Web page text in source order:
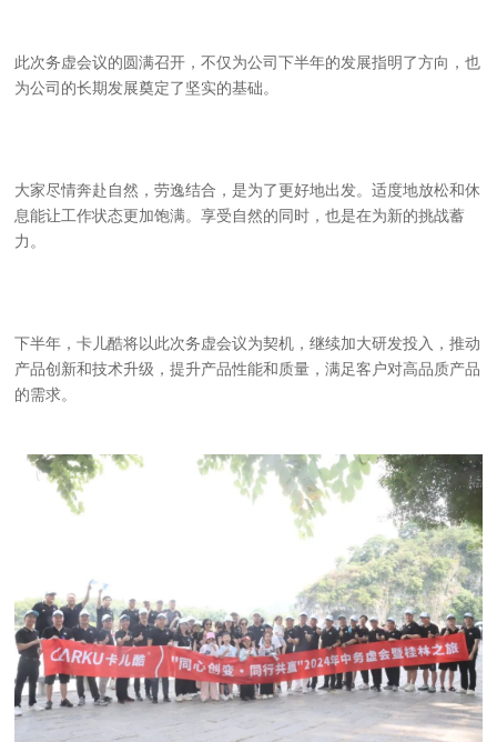
此次务虚会议的圆满召开，不仅为公司下半年的发展指明了方向，也
为公司的长期发展奠定了坚实的基础。
大家尽情奔赴自然，劳逸结合，是为了更好地出发。适度地放松和休
息能让工作状态更加饱满。享受自然的同时，也是在为新的挑战蓄
力。
下半年，卡儿酷将以此次务虚会议为契机，继续加大研发投入，推动
产品创新和技术升级，提升产品性能和质量，满足客户对高品质产品
的需求。